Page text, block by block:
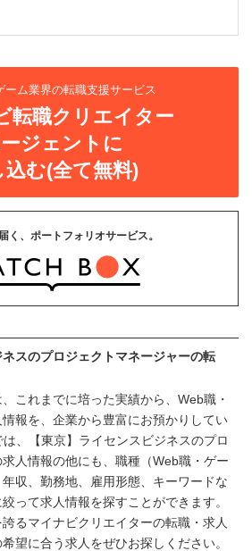
ーム業界の転職支援サービス
転職クリエイター
ジェントに
込む(全て無料)
く、ポートフォリオサービス。
ネスのプロジェクトマネージャーの転
これまでに培った実績から、Web職・
報を、企業から豊富にお預かりしてい
、【東京】ライセンスビジネスのプロ
人情報の他にも、職種（Web職・ゲー
収、勤務地、雇用形態、キーワードな
って求人情報を探すことができます。
るマイナビクリエイターの転職・求人
望に合う求人をぜひお探しください。